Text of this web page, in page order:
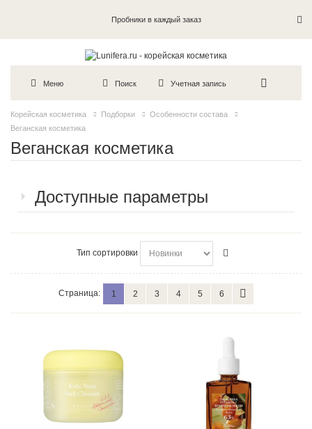
Пробники в каждый заказ
Меню Поиск Учетная запись
Корейская косметика Подборки
Особенности состава
Веганская косметика
Веганская косметика
Доступные параметры
Тип сортировки
Страница: 1 2 3 4 5 6